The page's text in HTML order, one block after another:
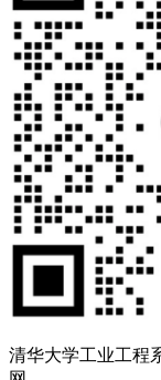
清华大学工业工程